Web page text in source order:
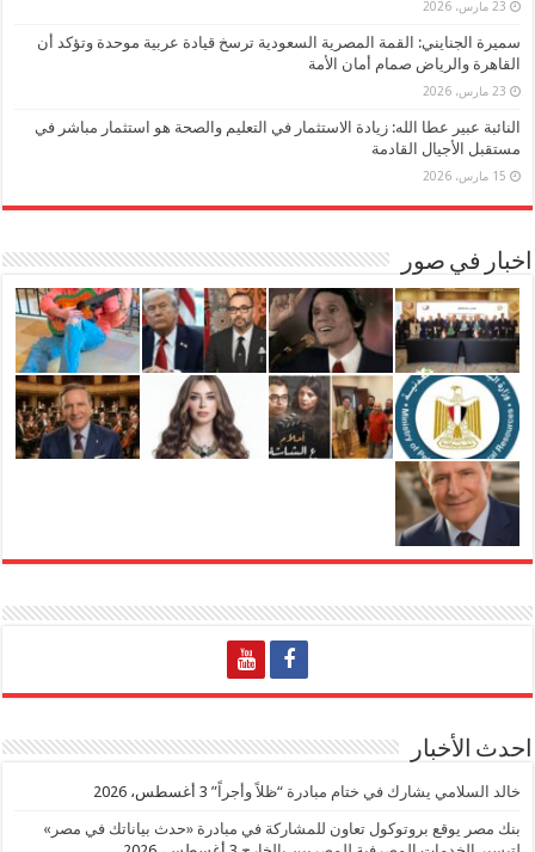
23 مارس، 2026
سميرة الجنايني: القمة المصرية السعودية ترسخ قيادة عربية موحدة وتؤكد أن
القاهرة والرياض صمام أمان الأمة
23 مارس، 2026
النائبة عبير عطا الله: زيادة الاستثمار في التعليم والصحة هو استثمار مباشر في
مستقبل الأجيال القادمة
15 مارس، 2026
اخبار في صور
احدث الأخبار
خالد السلامي يشارك في ختام مبادرة “ظلاً وأجراً” 3 أغسطس، 2026
بنك مصر يوقع بروتوكول تعاون للمشاركة في مبادرة «حدث بياناتك في مصر»